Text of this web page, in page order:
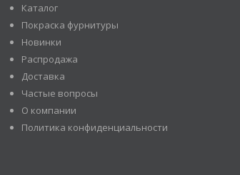
Каталог
Покраска фурнитуры
Новинки
Распродажа
Доставка
Частые вопросы
О компании
Политика конфиденциальности